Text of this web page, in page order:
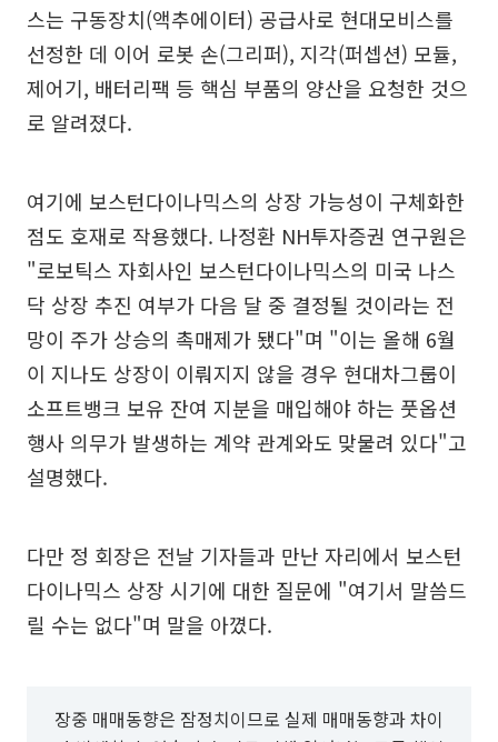
스는 구동장치(액추에이터) 공급사로 현대모비스를
선정한 데 이어 로봇 손(그리퍼), 지각(퍼셉션) 모듈,
제어기, 배터리팩 등 핵심 부품의 양산을 요청한 것으
로 알려졌다.
여기에 보스턴다이나믹스의 상장 가능성이 구체화한
점도 호재로 작용했다. 나정환 NH투자증권 연구원은
"로보틱스 자회사인 보스턴다이나믹스의 미국 나스
닥 상장 추진 여부가 다음 달 중 결정될 것이라는 전
망이 주가 상승의 촉매제가 됐다"며 "이는 올해 6월
이 지나도 상장이 이뤄지지 않을 경우 현대차그룹이
소프트뱅크 보유 잔여 지분을 매입해야 하는 풋옵션
행사 의무가 발생하는 계약 관계와도 맞물려 있다"고
설명했다.
다만 정 회장은 전날 기자들과 만난 자리에서 보스턴
다이나믹스 상장 시기에 대한 질문에 "여기서 말씀드
릴 수는 없다"며 말을 아꼈다.
장중 매매동향은 잠정치이므로 실제 매매동향과 차이